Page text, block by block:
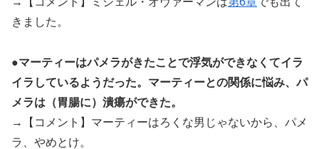
きました。
●マーティーはパメラがきたことで浮気ができなくてイラ
イラしているようだった。マーティーとの関係に悩み、パ
メラは（胃腸に）潰瘍ができた。
→【コメント】マーティーはろくな男じゃないから、パメ
ラ、やめとけ。